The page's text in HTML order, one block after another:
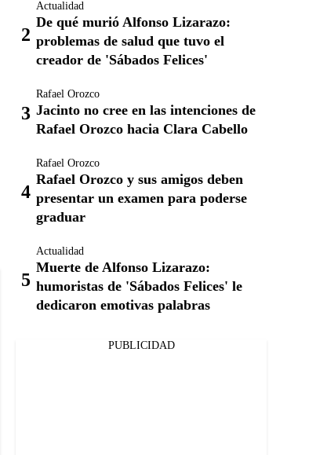
Actualidad
De qué murió Alfonso Lizarazo:
problemas de salud que tuvo el
creador de 'Sábados Felices'
Rafael Orozco
Jacinto no cree en las intenciones de
Rafael Orozco hacia Clara Cabello
Rafael Orozco
Rafael Orozco y sus amigos deben
presentar un examen para poderse
graduar
Actualidad
Muerte de Alfonso Lizarazo:
humoristas de 'Sábados Felices' le
dedicaron emotivas palabras
PUBLICIDAD